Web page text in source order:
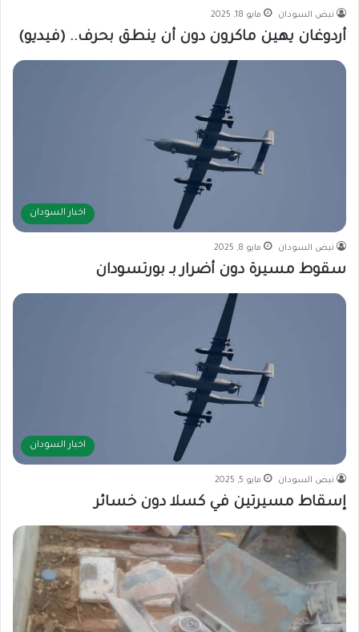
نبض السودان مايو 18, 2025
أردوغان يهين ماكرون دون أن ينطق بحرف.. (فيديو)
اخبار السودان
نبض السودان مايو 8, 2025
سقوط مسيرة دون أضرار بـ بورتسودان
اخبار السودان
نبض السودان مايو 5, 2025
إسقاط مسيرتين في كسلا دون خسائر